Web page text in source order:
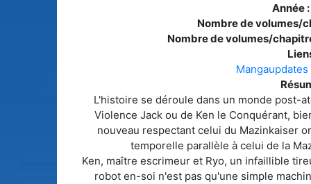
Tous les mangas
(273)
Année :
Nombre de volumes/
Nombre de volumes/
Mangaupdates
L'histoire se déroule dans un monde post-
Violence Jack ou de Ken le Conquérant,
nouveau respectant celui du Mazinkaiser
temporelle parallèle à celui de la
Ken, maître escrimeur et Ryo, un infaillible
robot en-soi n'est pas qu'une simple